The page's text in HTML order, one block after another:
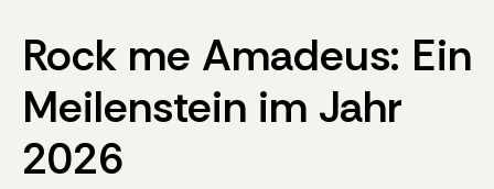
Rock me Amadeus: Ein
Meilenstein im Jahr
2026